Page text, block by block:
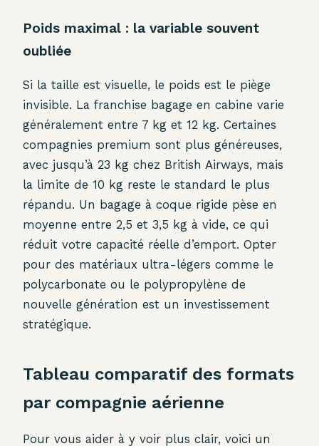
Poids maximal : la variable souvent
oubliée
Si la taille est visuelle, le poids est le piège
invisible. La franchise bagage en cabine varie
généralement entre 7 kg et 12 kg. Certaines
compagnies premium sont plus généreuses,
avec jusqu’à 23 kg chez British Airways, mais
la limite de 10 kg reste le standard le plus
répandu. Un bagage à coque rigide pèse en
moyenne entre 2,5 et 3,5 kg à vide, ce qui
réduit votre capacité réelle d’emport. Opter
pour des matériaux ultra-légers comme le
polycarbonate ou le polypropylène de
nouvelle génération est un investissement
stratégique.
Tableau comparatif des formats
par compagnie aérienne
Pour vous aider à y voir plus clair, voici un